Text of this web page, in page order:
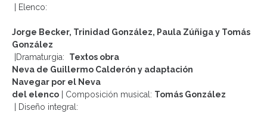
| Elenco:
Jorge Becker, Trinidad González, Paula Zúñiga y Tomás
González
Dramaturgia: Textos obra
Neva de Guillermo Calderón y adaptación
Navegar por el Neva
del elenco | Composición musical: Tomás González
| Diseño integral: